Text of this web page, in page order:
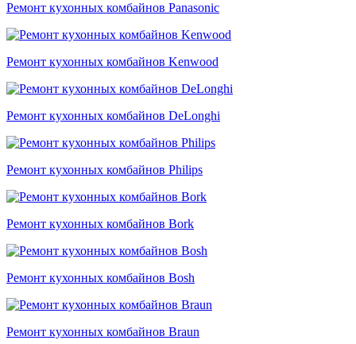
Ремонт кухонных комбайнов Panasonic
Ремонт кухонных комбайнов Kenwood
Ремонт кухонных комбайнов DeLonghi
Ремонт кухонных комбайнов Philips
Ремонт кухонных комбайнов Bork
Ремонт кухонных комбайнов Bosh
Ремонт кухонных комбайнов Braun